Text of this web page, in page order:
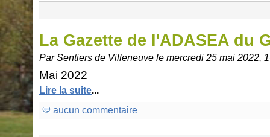
La Gazette de l'ADASEA du
Par Sentiers de Villeneuve le mercredi 25 mai 2022,
Mai 2022
Lire la suite...
aucun commentaire